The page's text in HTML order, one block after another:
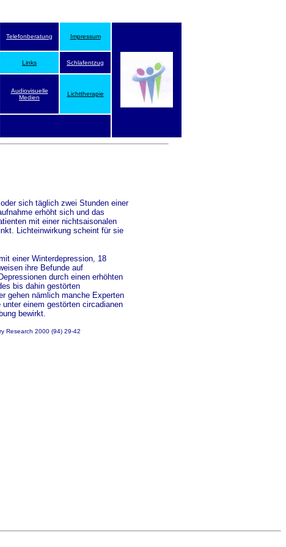
Telefonberatung Impressum
Links Schlafentzug
Audiovisuelle
Medien
Lichttherapie
sich täglich zwei Stunden einer
erhöht sich und das
mit einer nichtsaisonalen
Lichteinwirkung scheint für sie
einer Winterdepression, 18
ihre Befunde auf
durch einen erhöhten
bis dahin gestörten
gehen nämlich manche Experten
einem gestörten circadianen
bewirkt.
Research 2000 (94) 29-42